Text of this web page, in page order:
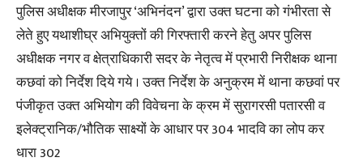
पुलिस अधीक्षक मीरजापुर ‘अभिनंदन’ द्वारा उक्त घटना को गंभीरता से
लेते हुए यथाशीघ्र अभियुक्तों की गिरफ्तारी करने हेतु अपर पुलिस
अधीक्षक नगर व क्षेत्राधिकारी सदर के नेतृत्व में प्रभारी निरीक्षक थाना
कछवां को निर्देश दिये गये । उक्त निर्देश के अनुक्रम में थाना कछवां पर
पंजीकृत उक्त अभियोग की विवेचना के क्रम में सुरागरसी पतारसी व
इलेक्ट्रानिक/भौतिक साक्ष्यों के आधार पर 304 भादवि का लोप कर
धारा 302